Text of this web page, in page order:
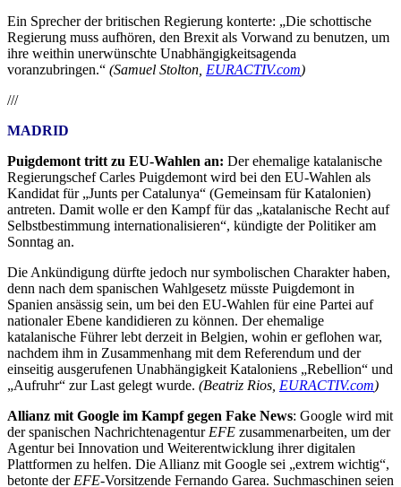
Ein Sprecher der britischen Regierung konterte: „Die schottische
Regierung muss aufhören, den Brexit als Vorwand zu benutzen, um
ihre weithin unerwünschte Unabhängigkeitsagenda
voranzubringen.“ (Samuel Stolton, EURACTIV.com)
///
MADRID
Puigdemont tritt zu EU-Wahlen an: Der ehemalige katalanische
Regierungschef Carles Puigdemont wird bei den EU-Wahlen als
Kandidat für „Junts per Catalunya“ (Gemeinsam für Katalonien)
antreten. Damit wolle er den Kampf für das „katalanische Recht auf
Selbstbestimmung internationalisieren“, kündigte der Politiker am
Sonntag an.
Die Ankündigung dürfte jedoch nur symbolischen Charakter haben,
denn nach dem spanischen Wahlgesetz müsste Puigdemont in
Spanien ansässig sein, um bei den EU-Wahlen für eine Partei auf
nationaler Ebene kandidieren zu können. Der ehemalige
katalanische Führer lebt derzeit in Belgien, wohin er geflohen war,
nachdem ihm in Zusammenhang mit dem Referendum und der
einseitig ausgerufenen Unabhängigkeit Kataloniens „Rebellion“ und
„Aufruhr“ zur Last gelegt wurde. (Beatriz Rios, EURACTIV.com)
Allianz mit Google im Kampf gegen Fake News: Google wird mit
der spanischen Nachrichtenagentur EFE zusammenarbeiten, um der
Agentur bei Innovation und Weiterentwicklung ihrer digitalen
Plattformen zu helfen. Die Allianz mit Google sei „extrem wichtig“,
betonte der EFE-Vorsitzende Fernando Garea. Suchmaschinen seien